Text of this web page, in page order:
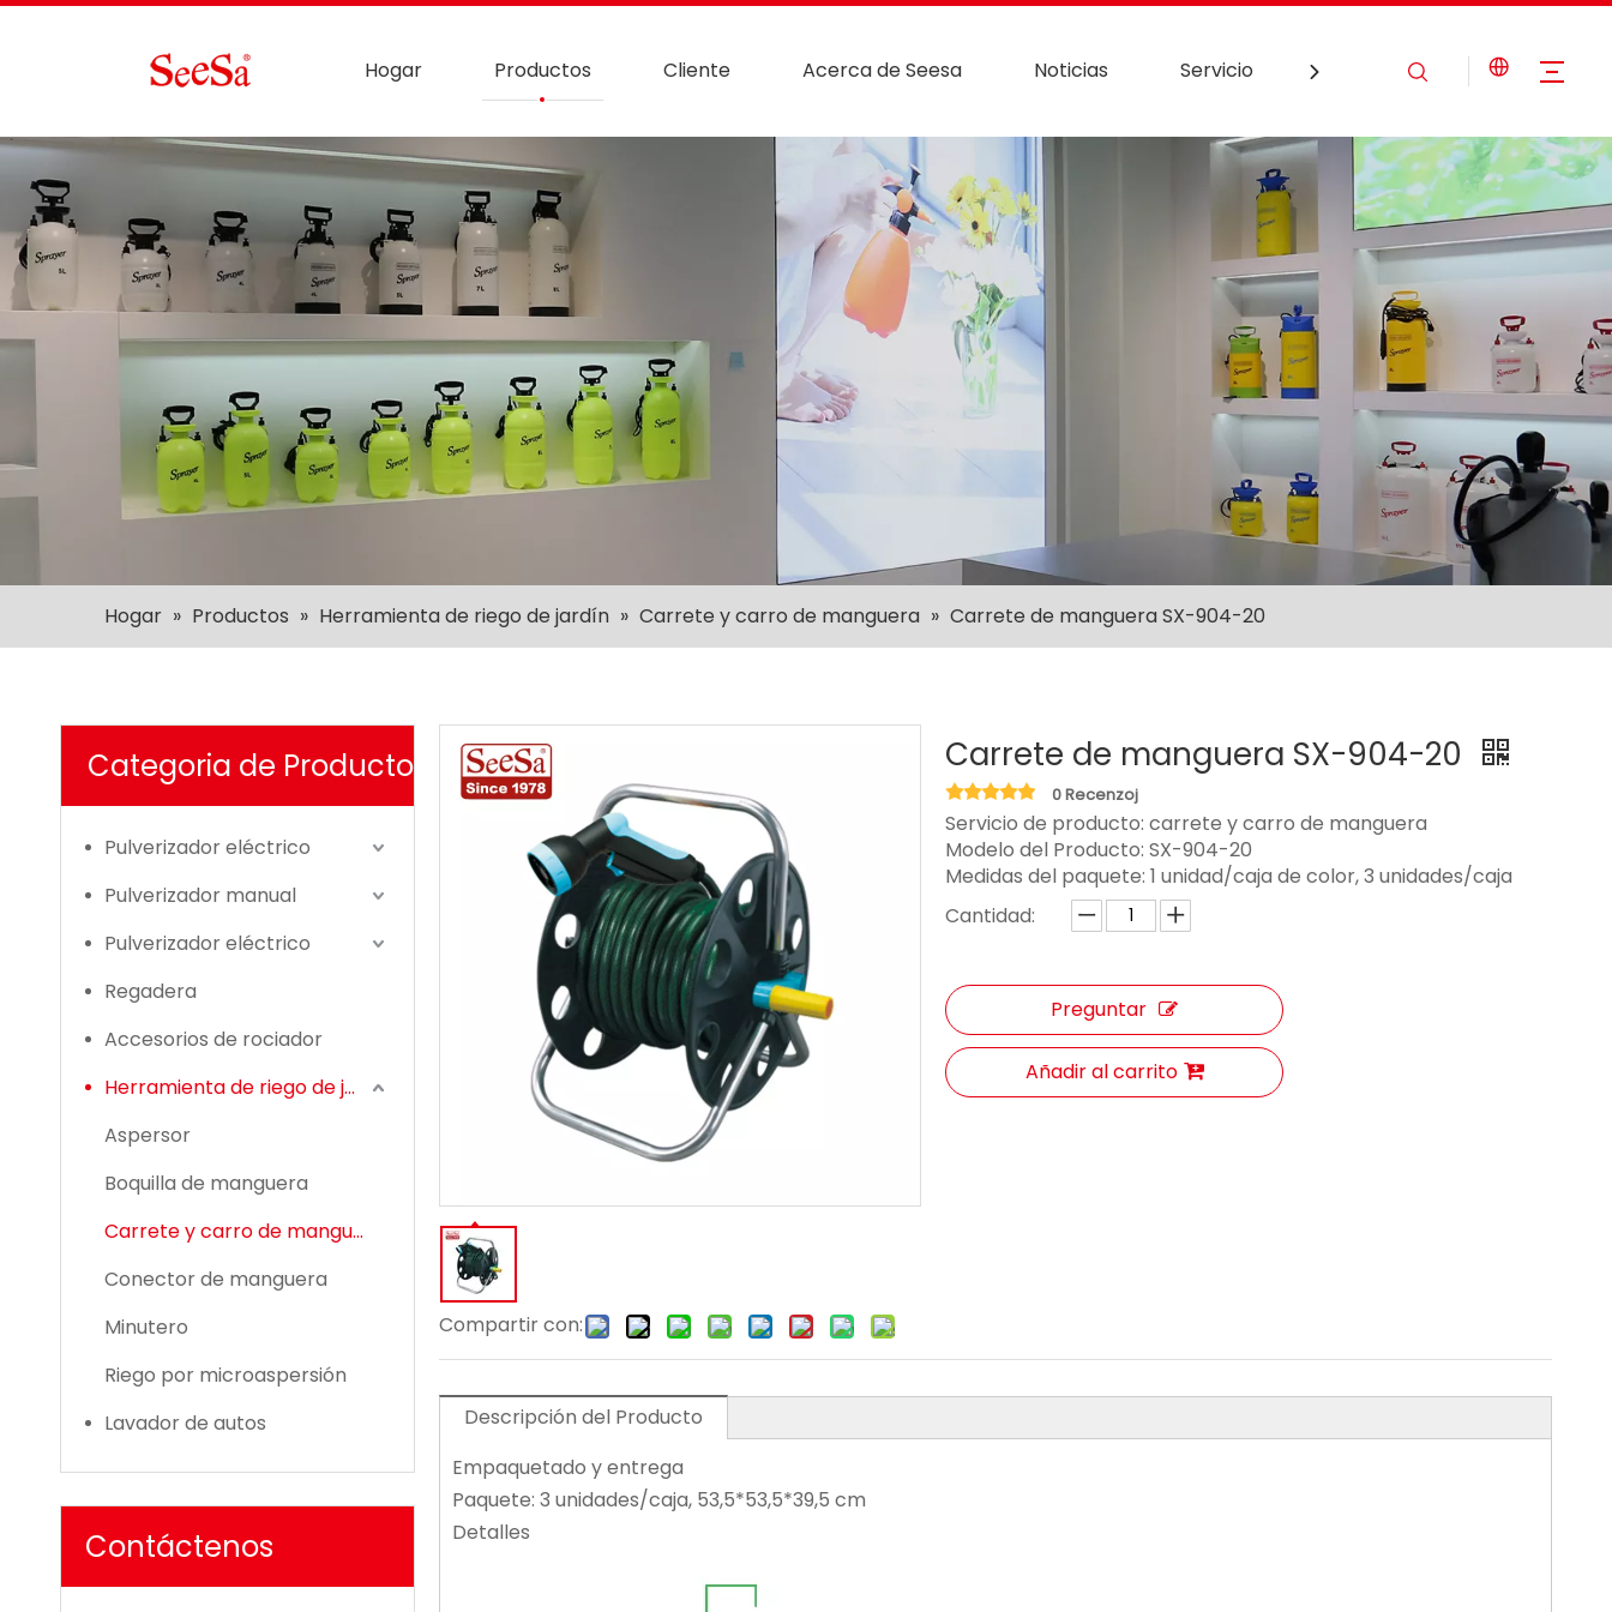
Hogar Productos Cliente Acerca de Seesa Noticias Servicio Contáctenos
Hogar » Productos » Herramienta de riego de jardín » Carrete y carro de manguera » Carrete de manguera SX-904-20
Categoria de Producto
Pulverizador eléctrico
Pulverizador manual
Pulverizador eléctrico
Regadera
Accesorios de rociador
Herramienta de riego de jardín
Aspersor
Boquilla de manguera
Carrete y carro de manguera
Conector de manguera
Minutero
Riego por microaspersión
Lavador de autos
Contáctenos
Compartir con:
Carrete de manguera SX-904-20
0 Recenzoj
Servicio de producto: carrete y carro de manguera
Modelo del Producto: SX-904-20
Medidas del paquete: 1 unidad/caja de color, 3 unidades/caja
Cantidad:
Preguntar
Añadir al carrito
Descripción del Producto
Empaquetado y entrega
Paquete: 3 unidades/caja, 53,5*53,5*39,5 cm
Detalles